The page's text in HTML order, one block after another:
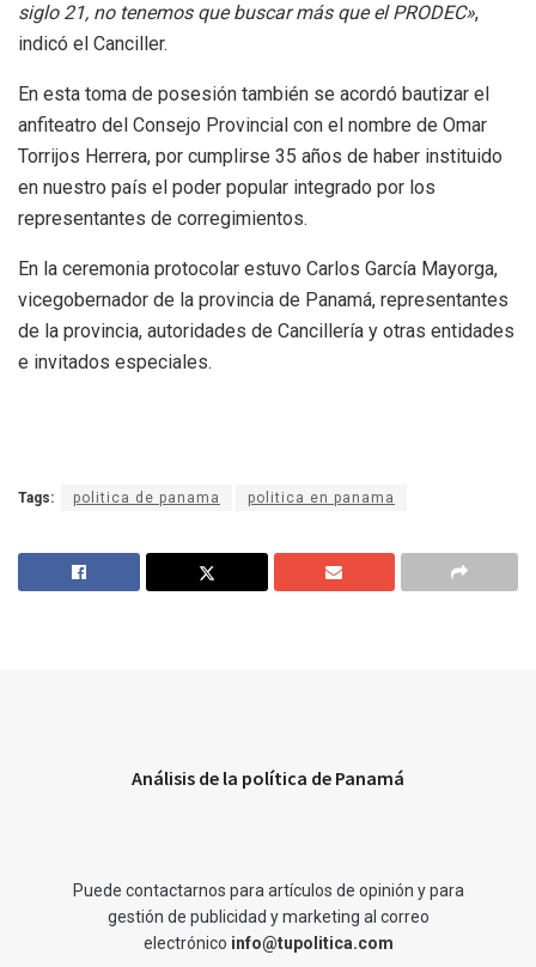
siglo 21, no tenemos que buscar más que el PRODEC»,
indicó el Canciller.
En esta toma de posesión también se acordó bautizar el
anfiteatro del Consejo Provincial con el nombre de Omar
Torrijos Herrera, por cumplirse 35 años de haber instituido
en nuestro país el poder popular integrado por los
representantes de corregimientos.
En la ceremonia protocolar estuvo Carlos García Mayorga,
vicegobernador de la provincia de Panamá, representantes
de la provincia, autoridades de Cancillería y otras entidades
e invitados especiales.
Tags: politica de panama politica en panama
Análisis de la política de Panamá
Puede contactarnos para artículos de opinión y para
gestión de publicidad y marketing al correo
electrónico info@tupolitica.com